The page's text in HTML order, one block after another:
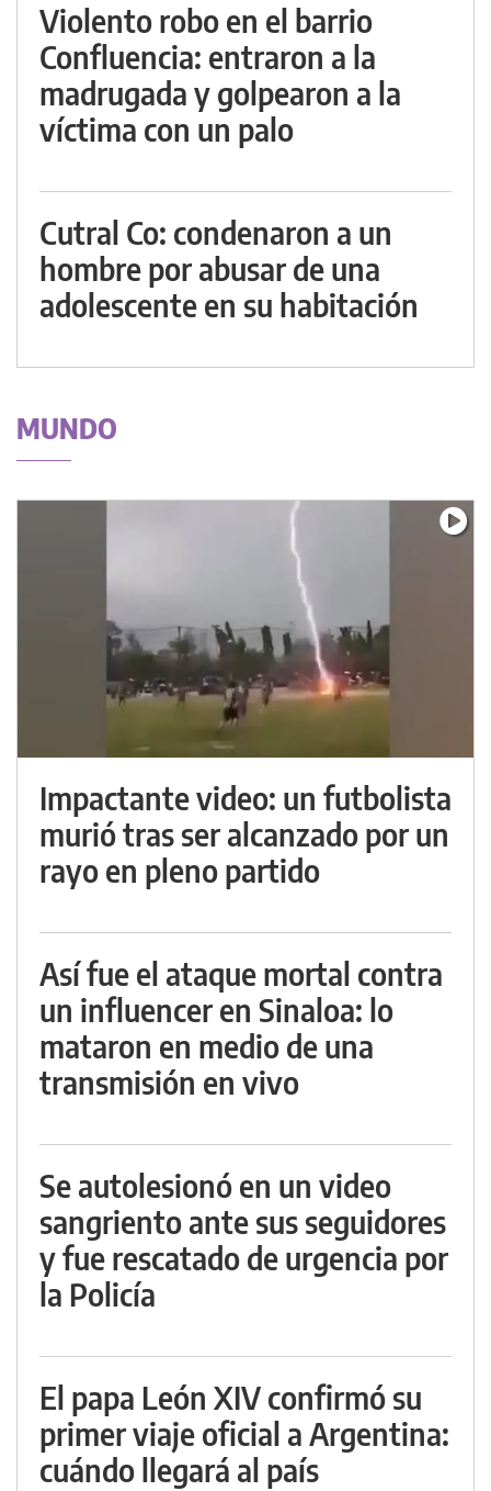
Violento robo en el barrio
Confluencia: entraron a la
madrugada y golpearon a la
víctima con un palo
Cutral Co: condenaron a un
hombre por abusar de una
adolescente en su habitación
MUNDO
Impactante video: un futbolista
murió tras ser alcanzado por un
rayo en pleno partido
Así fue el ataque mortal contra
un influencer en Sinaloa: lo
mataron en medio de una
transmisión en vivo
Se autolesionó en un video
sangriento ante sus seguidores
y fue rescatado de urgencia por
la Policía
El papa León XIV confirmó su
primer viaje oficial a Argentina:
cuándo llegará al país